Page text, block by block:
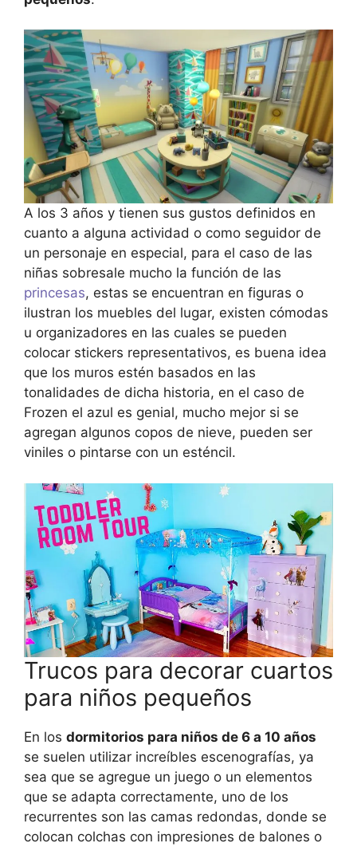
A los 3 años y tienen sus gustos definidos en
cuanto a alguna actividad o como seguidor de
un personaje en especial, para el caso de las
niñas sobresale mucho la función de las
princesas, estas se encuentran en figuras o
ilustran los muebles del lugar, existen cómodas
u organizadores en las cuales se pueden
colocar stickers representativos, es buena idea
que los muros estén basados en las
tonalidades de dicha historia, en el caso de
Frozen el azul es genial, mucho mejor si se
agregan algunos copos de nieve, pueden ser
viniles o pintarse con un esténcil.
Trucos para decorar cuartos
para niños pequeños
En los dormitorios para niños de 6 a 10 años
se suelen utilizar increíbles escenografías, ya
sea que se agregue un juego o un elementos
que se adapta correctamente, uno de los
recurrentes son las camas redondas, donde se
colocan colchas con impresiones de balones o